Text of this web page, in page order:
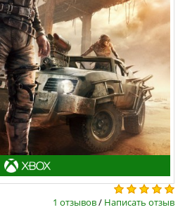
1 отзывов/ Написать отзыв